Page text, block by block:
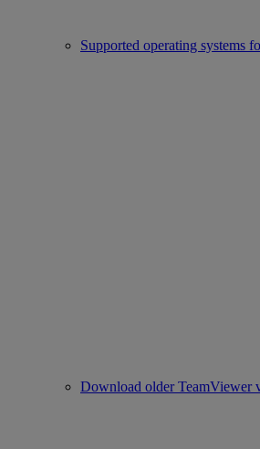
Supported operating systems
Download older TeamViewer